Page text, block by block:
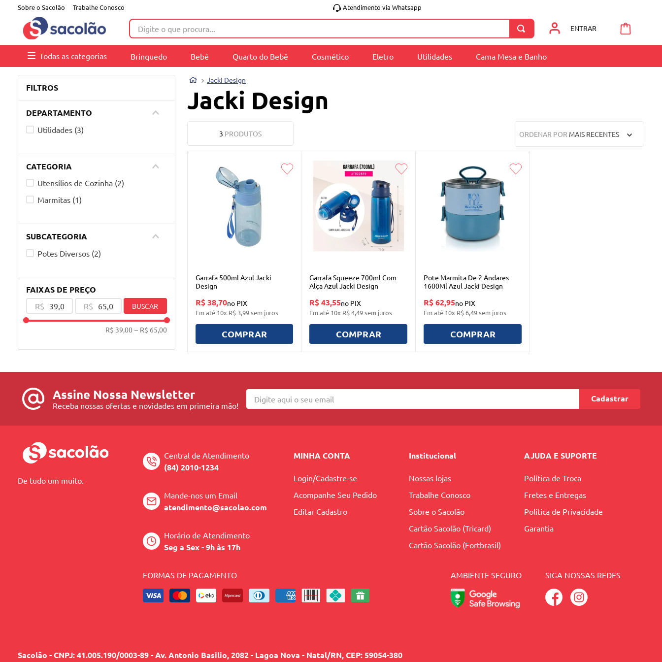
Sobre o Sacolão Trabalhe Conosco Atendimento via Whatsapp
Digite o que procura...
ENTRAR
Todas as categorias Brinquedo Bebê Quarto do Bebê Cosmético Eletro Utilidades Cama Mesa e Banho
FILTROS
DEPARTAMENTO
Utilidades (3)
CATEGORIA
Utensílios de Cozinha (2)
Marmitas (1)
SUBCATEGORIA
Potes Diversos (2)
FAIXAS DE PREÇO
R$ R$ BUSCAR
R$ 39,00 – R$ 65,00
Jacki Design
Jacki Design
3 PRODUTOS ORDENAR POR MAIS RECENTES
Garrafa 500ml Azul Jacki
Design
R$ 38,70no PIX
Em até 10x R$ 3,99sem juros
COMPRAR
Garrafa Squeeze 700ml Com
Alça Azul Jacki Design
R$ 43,55no PIX
Em até 10x R$4,49sem juros
COMPRAR
Pote Marmita De 2 Andares
1600Ml Azul Jacki Design
R$ 62,95no PIX
Em até 10x R$ 6,49sem juros
COMPRAR
Assine Nossa Newsletter
Receba nossas ofertas e novidades em primeira mão!
Cadastrar
De tudo um muito.
Central de Atendimento
(84) 2010-1234
Mande-nos um Email
atendimento@sacolao.com
Horário de Atendimento
Seg a Sex - 9h às 17h
MINHA CONTA
Login/Cadastre-se
Acompanhe Seu Pedido
Editar Cadastro
Institucional
Nossas lojas
Trabalhe Conosco
Sobre o Sacolão
Cartão Sacolão (Tricard)
Cartão Sacolão (Fortbrasil)
AJUDA E SUPORTE
Política de Troca
Fretes e Entregas
Política de Privacidade
Garantia
FORMAS DE PAGAMENTO AMBIENTE SEGURO SIGA NOSSAS REDES
Sacolão - CNPJ: 41.005.190/0003-89 - Av. Antonio Basilio, 2082 - Lagoa Nova - Natal/RN, CEP: 59054-380